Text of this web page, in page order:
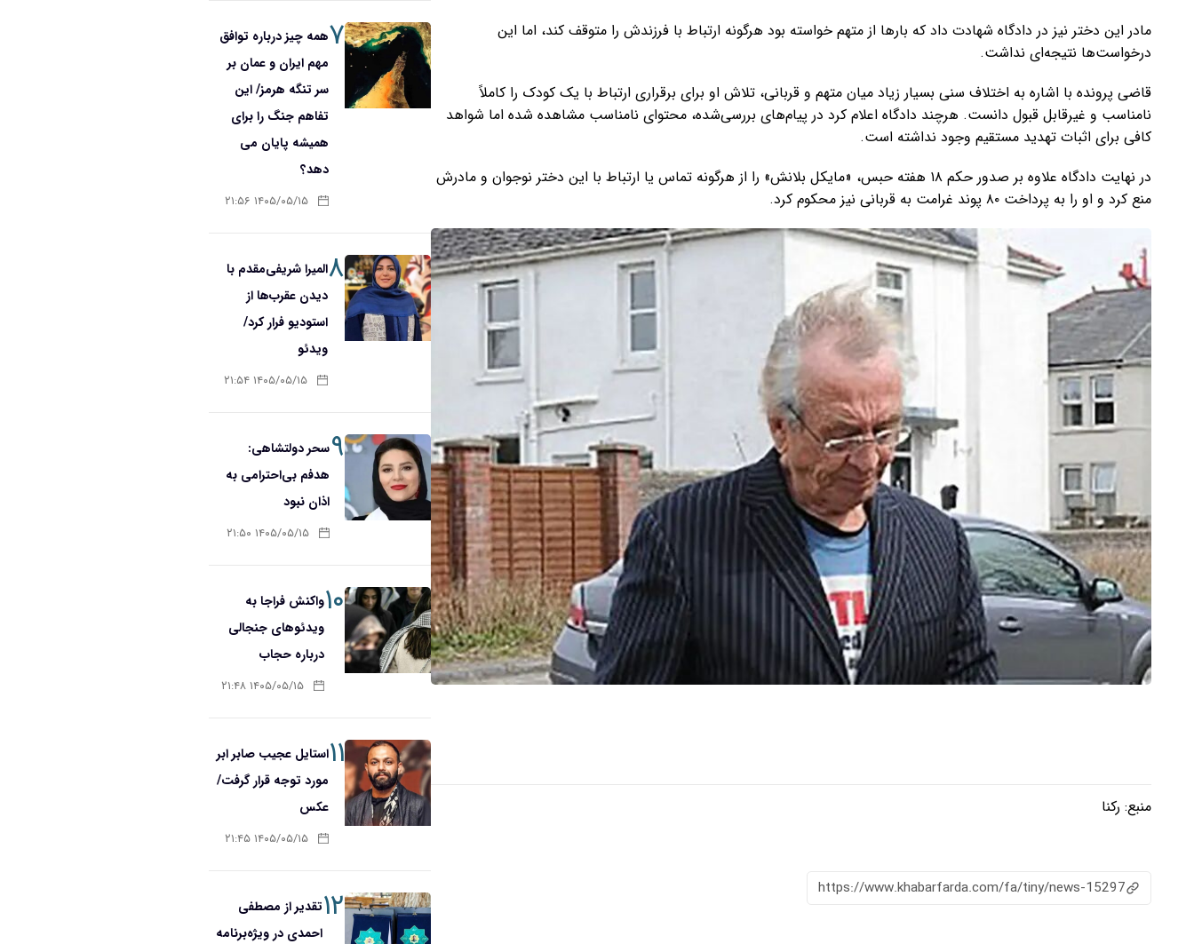
مادر این دختر نیز در دادگاه شهادت داد که بارها از متهم خواسته بود هرگونه ارتباط با فرزندش را متوقف کند، اما این
درخواست‌ها نتیجه‌ای نداشت.
قاضی پرونده با اشاره به اختلاف سنی بسیار زیاد میان متهم و قربانی، تلاش او برای برقراری ارتباط با یک کودک را کاملاً
نامناسب و غیرقابل قبول دانست. هرچند دادگاه اعلام کرد در پیام‌های بررسی‌شده، محتوای نامناسب مشاهده شده اما شواهد
کافی برای اثبات تهدید مستقیم وجود نداشته است.
در نهایت دادگاه علاوه بر صدور حکم ۱۸ هفته حبس، «مایکل بلانش» را از هرگونه تماس یا ارتباط با این دختر نوجوان و مادرش
منع کرد و او را به پرداخت ۸۰ پوند غرامت به قربانی نیز محکوم کرد.
منبع: رکنا
https://www.khabarfarda.com/fa/tiny/news-15297
۷همه چیز درباره توافق
مهم ایران و عمان بر
سر تنگه هرمز/ این
تفاهم جنگ را برای
همیشه پایان می
دهد؟
۱۴۰۵/۰۵/۱۵ ۲۱:۵۶
۸المیرا شریفی‌مقدم با
دیدن عقرب‌ها از
استودیو فرار کرد/
ویدئو
۱۴۰۵/۰۵/۱۵ ۲۱:۵۴
۹سحر دولتشاهی:
هدفم بی‌احترامی به
اذان نبود
۱۴۰۵/۰۵/۱۵ ۲۱:۵۰
۱۰واکنش فراجا به
ویدئوهای جنجالی
درباره حجاب
۱۴۰۵/۰۵/۱۵ ۲۱:۴۸
۱۱استایل عجیب صابر ابر
مورد توجه قرار گرفت/
عکس
۱۴۰۵/۰۵/۱۵ ۲۱:۴۵
۱۲تقدیر از مصطفی
احمدی در ویژه‌برنامه